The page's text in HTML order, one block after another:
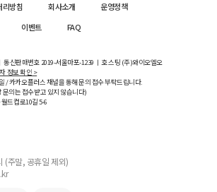
리방침 회사소개
운영정책
이벤트 FAQ
통신판매번호 2019-서울마포-1239 ㅣ 호스팅 (주)와이오엘오
정보 확인 >
/ 카카오플러스 채널을 통해 문의 접수 부탁드립니다.
문의는 접수받고 있지 않습니다)
월드컵로10길5-6
(주말, 공휴일 제외)